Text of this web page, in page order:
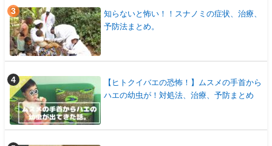
知らないと怖い！！スナノミの症状、治療、
予防法まとめ。
【ヒトクイバエの恐怖！】ムスメの手首から
ハエの幼虫が！対処法、治療、予防まとめ